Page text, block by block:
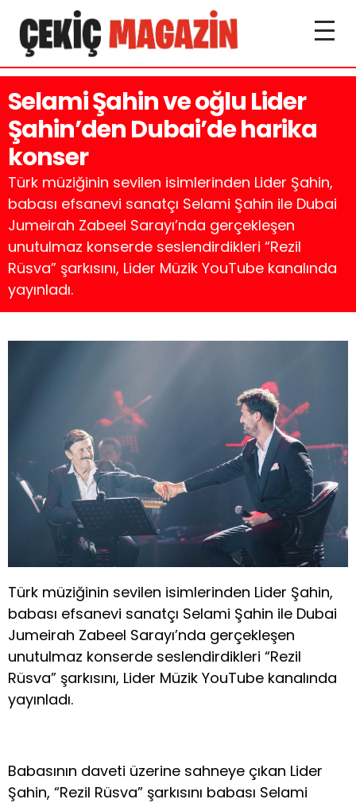
Selami Şahin ve oğlu Lider
Şahin’den Dubai’de harika
konser
Türk müziğinin sevilen isimlerinden Lider Şahin,
babası efsanevi sanatçı Selami Şahin ile Dubai
Jumeirah Zabeel Sarayı’nda gerçekleşen
unutulmaz konserde seslendirdikleri “Rezil
Rüsva” şarkısını, Lider Müzik YouTube kanalında
yayınladı.
Türk müziğinin sevilen isimlerinden Lider Şahin,
babası efsanevi sanatçı Selami Şahin ile Dubai
Jumeirah Zabeel Sarayı’nda gerçekleşen
unutulmaz konserde seslendirdikleri “Rezil
Rüsva” şarkısını, Lider Müzik YouTube kanalında
yayınladı.
Babasının daveti üzerine sahneye çıkan Lider
Şahin, “Rezil Rüsva” şarkısını babası Selami